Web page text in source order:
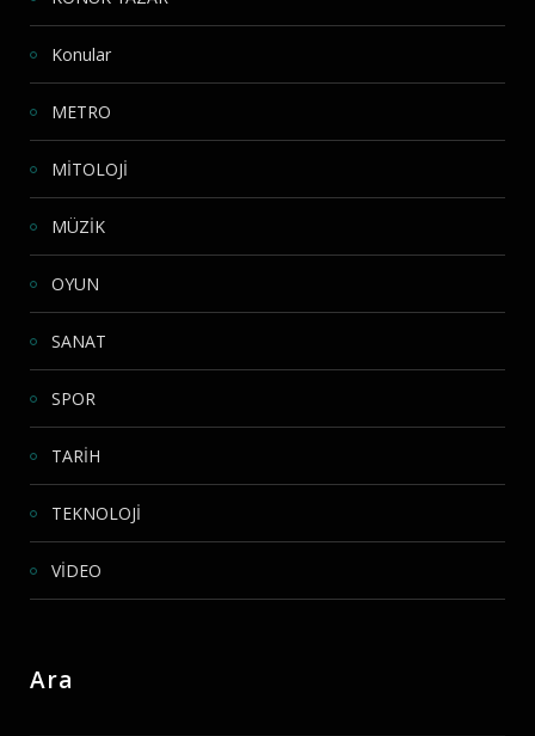
Konular
METRO
MİTOLOJİ
MÜZİK
OYUN
SANAT
SPOR
TARİH
TEKNOLOJİ
VİDEO
Ara